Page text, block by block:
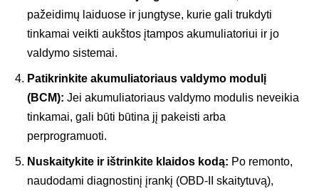
pažeidimų laiduose ir jungtyse, kurie gali trukdyti
tinkamai veikti aukštos įtampos akumuliatoriui ir jo
valdymo sistemai.
Patikrinkite akumuliatoriaus valdymo modulį
(BCM): Jei akumuliatoriaus valdymo modulis neveikia
tinkamai, gali būti būtina jį pakeisti arba
perprogramuoti.
Nuskaitykite ir ištrinkite klaidos kodą: Po remonto,
naudodami diagnostinį įrankį (OBD-II skaitytuvą),